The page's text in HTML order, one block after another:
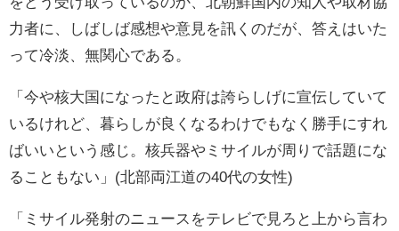
力者に、しばしば感想や意見を訊くのだが、答えはいた
って冷淡、無関心である。
「今や核大国になったと政府は誇らしげに宣伝していて
いるけれど、暮らしが良くなるわけでもなく勝手にすれ
ばいいという感じ。核兵器やミサイルが周りで話題にな
ることもない」(北部両江道の40代の女性)
「ミサイル発射のニュースをテレビで見ろと上から言わ